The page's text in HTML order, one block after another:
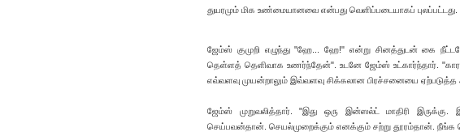
துயரமும் மிக உண்மையானவை என்பது வெளிப்படையாகப்
ஜேம்ஸ் குமுறி எழுந்து "ஹே... ஹே!" என்று சினத்துடன் கை
தெள்ளத் தெளிவாக உணர்ந்தேன்". உடனே ஜேம்ஸ் உட்கார்ந்தார்.
எவ்வளவு முயன்றாலும் இவ்வளவு சிக்கலான பிரச்சனையை ஏற்படுத்த
ஜேம்ஸ் முறுவலித்தார். "இது ஒரு இன்ஸல்ட் மாதிரி
செய்பவன்தான். செயல்முறைக்கும் எனக்கும் சற்று தூரம்தான். நீங்க